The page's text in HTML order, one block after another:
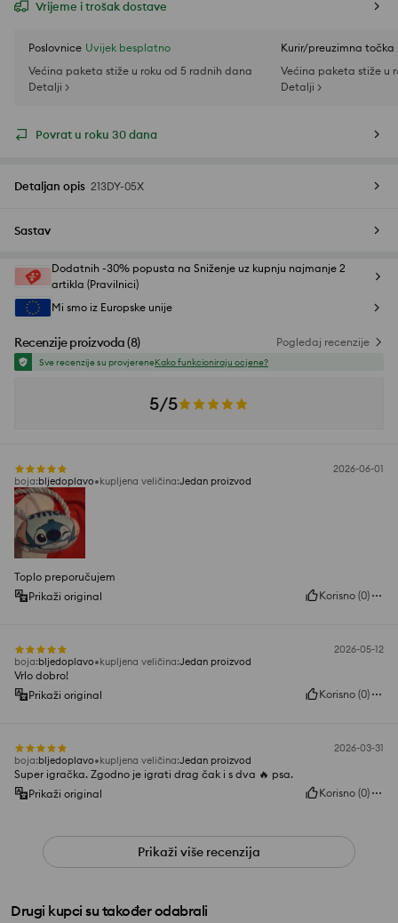
Vrijeme i trošak dostave
Poslovnice Uvijek besplatno
Većina paketa stiže u roku od 5 radnih dana
Detalji >
Kurir/preuzimna točka
Većina paketa stiže u
Detalji >
Povrat u roku 30 dana
Detaljan opis 213DY-05X
Sastav
Dodatnih -30% popusta na Sniženje uz kupnju najmanje 2
artikla (Pravilnici)
Mi smo iz Europske unije
Recenzije proizvoda(8) Pogledaj recenzije
Sve recenzije su provjereneKako funkcioniraju ocjene?
5/5
2026-06-01
boja:bljedoplavo kupljena veličina:Jedan proizvod
Toplo preporučujem
Prikaži original
Korisno (0)
2026-05-12
boja:bljedoplavo kupljena veličina:Jedan proizvod
Vrlo dobro!
Prikaži original
Korisno (0)
2026-03-31
boja:bljedoplavo kupljena veličina:Jedan proizvod
Super igračka. Zgodno je igrati drag čak i s dva 🔥 psa.
Prikaži original
Korisno (0)
Prikaži više recenzija
Drugi kupci su također odabrali